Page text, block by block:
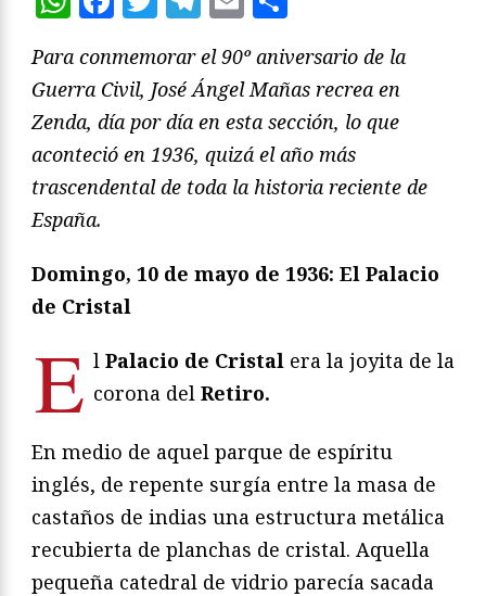
Para conmemorar el 90º aniversario de la
Guerra Civil, José Ángel Mañas recrea en
Zenda, día por día en esta sección, lo que
aconteció en 1936, quizá el año más
trascendental de toda la historia reciente de
España.
Domingo, 10 de mayo de 1936: El Palacio
de Cristal
E l Palacio de Cristal era la joyita de la
corona del Retiro.
En medio de aquel parque de espíritu
inglés, de repente surgía entre la masa de
castaños de indias una estructura metálica
recubierta de planchas de cristal. Aquella
pequeña catedral de vidrio parecía sacada